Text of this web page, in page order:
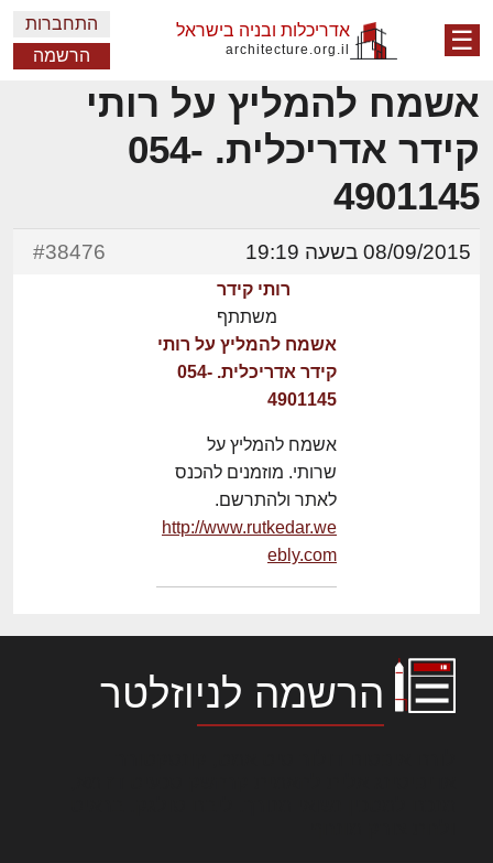
☰ אדריכלות ובניה בישראל
architecture.org.il
התחברות
הרשמה
אשמח להמליץ על רותי
קידר אדריכלית. 054-
4901145
08/09/2015 בשעה 19:19 #38476
רותי קידר
משתתף
אשמח להמליץ על רותי
קידר אדריכלית. 054-
4901145
אשמח להמליץ על
שרותי. מוזמנים להכנס
לאתר ולהתרשם.
http://www.rutkedar.we
ebly.com
הרשמה לניוזלטר